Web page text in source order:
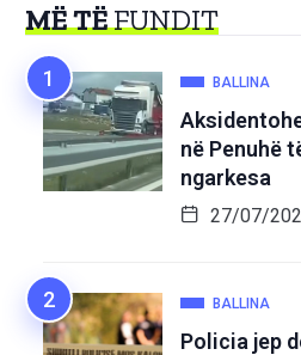
MË TËFUNDIT
BALLINA
në Penuhë
ngarkesa
27/07/
BALLINA
Policia jep